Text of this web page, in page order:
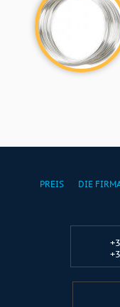
PREIS DIE